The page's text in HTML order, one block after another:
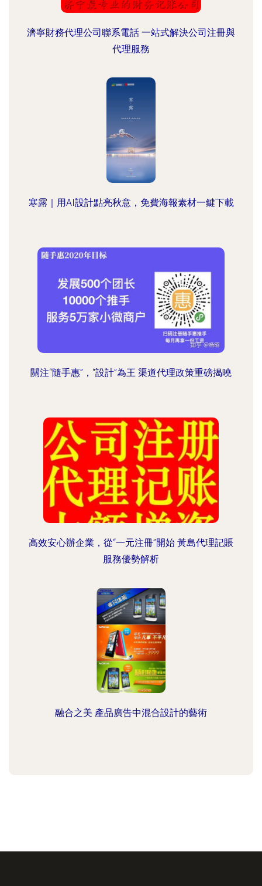
濟寧財務代理公司聯系電話 一站式解決公司注冊與
代理服務
寒露｜用AI設計點亮秋意，免費海報素材一鍵下載
關注“隨手惠”，“設計”為王 渠道代理政策重磅揭曉
高效安心辦企業，從“一元注冊”開始 黃島代理記賬
服務優勢解析
融合之美 產品廣告中混合設計的藝術